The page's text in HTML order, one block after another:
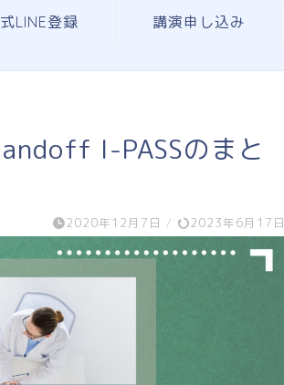
LINE登録 講演申し込み
I-PASSのまと
2020年12月7日 / 2023年6月17日